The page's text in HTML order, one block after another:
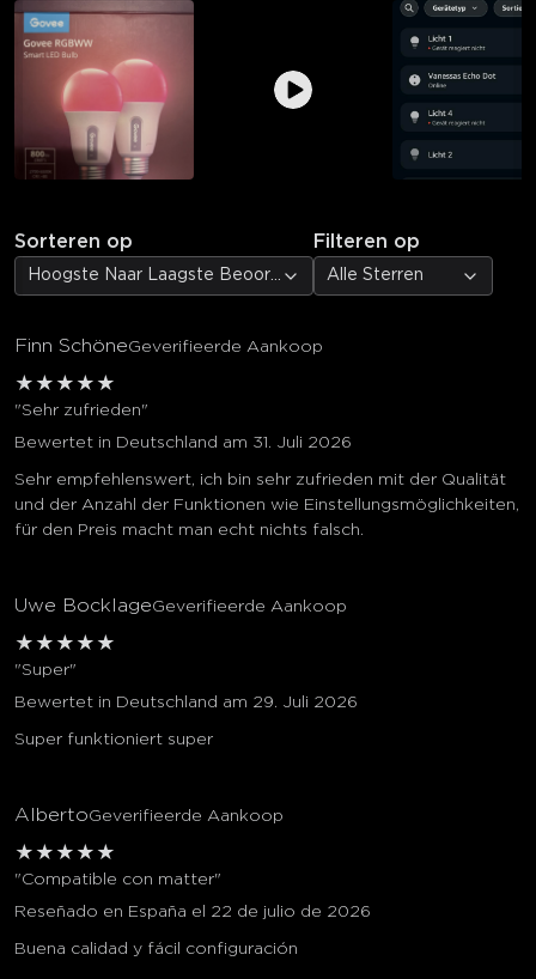
Sorteren op
Hoogste Naar Laagste Beoordeling
Filteren op
Alle Sterren
Finn SchöneGeverifieerde Aankoop
★ ★ ★ ★ ★
"Sehr zufrieden"
Bewertet in Deutschland am 31. Juli 2026
Sehr empfehlenswert, ich bin sehr zufrieden mit der Qualität
und der Anzahl der Funktionen wie Einstellungsmöglichkeiten,
für den Preis macht man echt nichts falsch.
Uwe BocklageGeverifieerde Aankoop
★ ★ ★ ★ ★
"Super"
Bewertet in Deutschland am 29. Juli 2026
Super funktioniert super
AlbertoGeverifieerde Aankoop
★ ★ ★ ★ ★
"Compatible con matter"
Reseñado en España el 22 de julio de 2026
Buena calidad y fácil configuración